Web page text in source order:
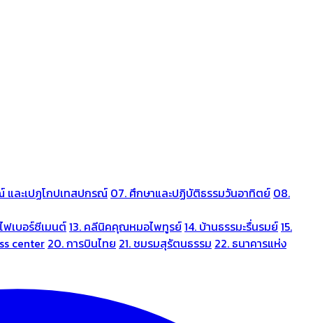
ละเปฏโกปเทสปกรณ์ 07. ศึกษาและปฏิบัติธรรมวันอาทิตย์ 08.
ฟเบอร์ซีเมนต์13. คลีนิคคุณหมอไพทูรย์14. บ้านธรรมะรื่นรมย์15.
center 20. การบินไทย 21. ชมรมสุรัตนธรรม 22. ธนาคารแห่ง